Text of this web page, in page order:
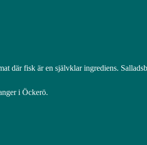
där fisk är en självklar ingrediens.
i Öckerö.